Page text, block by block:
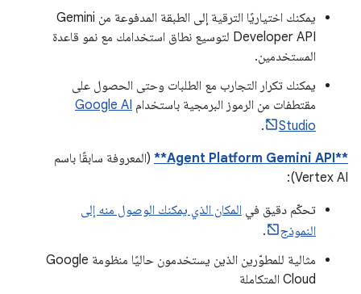
يمكنك اختياريًا الترقية إلى الطبقة المدفوعة من Gemini
Developer API لتوسيع نطاق استخدامك مع نمو قاعدة
المستخدمين.
يمكنك تكرار التجارب مع الطلبات وحتى الحصول على
مقتطفات من الرموز البرمجية باستخدام Google AI
Studio
.
**Agent Platform Gemini API**
(المعروفة سابقًا باسم
Vertex AI):
تحكّم دقيق في المكان الذي يمكنك الوصول منه إلى
النموذج
.
مثالية للمطوّرين الذين يستخدمون حاليًا منظومة Google
Cloud المتكاملة